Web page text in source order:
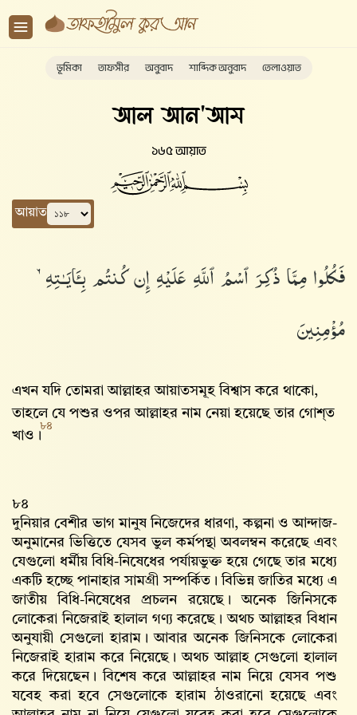
ভূমিকা তাফসীর অনুবাদ শাব্দিক অনুবাদ তেলাওয়াত
আল আন'আম
১৬৫ আয়াত
আয়াত
فَكُلُوا۟ مِمَّا ذُكِرَ ٱسْمُ ٱللَّهِ عَلَيْهِ إِن كُنتُم بِـَٔايَـٰتِهِۦ
مُؤْمِنِينَ
এখন যদি তোমরা আল্লাহর আয়াতসমূহ বিশ্বাস করে থাকো,
তাহলে যে পশুর ওপর আল্লাহর নাম নেয়া হয়েছে তার গোশ্‌ত
খাও।
৮৪
৮৪
দুনিয়ার বেশীর ভাগ মানুষ নিজেদের ধারণা, কল্পনা ও আন্দাজ-
অনুমানের ভিত্তিতে যেসব ভুল কর্মপন্থা অবলম্বন করেছে এবং
যেগুলো ধর্মীয় বিধি-নিষেধের পর্যায়ভুক্ত হয়ে গেছে তার মধ্যে
একটি হচ্ছে পানাহার সামগ্রী সম্পর্কিত। বিভিন্ন জাতির মধ্যে এ
জাতীয় বিধি-নিষেধের প্রচলন রয়েছে। অনেক জিনিসকে
লোকেরা নিজেরাই হালাল গণ্য করেছে। অথচ আল্লাহর বিধান
অনুযায়ী সেগুলো হারাম। আবার অনেক জিনিসকে লোকেরা
নিজেরাই হারাম করে নিয়েছে। অথচ আল্লাহ‌ সেগুলো হালাল
করে দিয়েছেন। বিশেষ করে আল্লাহর নাম নিয়ে যেসব পশু
যবেহ করা হবে সেগুলোকে হারাম ঠাওরানো হয়েছে এবং